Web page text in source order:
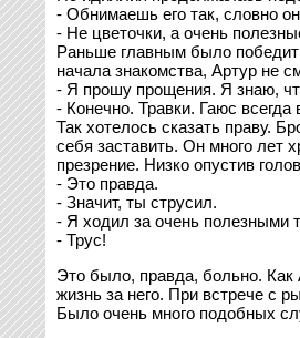
- Обнимаешь его так, словно
- Не цветочки, а очень
Раньше главным было
начала знакомства, Артур не
- Я прошу прощения. Я знаю,
- Конечно. Травки. Гаюс
Так хотелось сказать праву.
себя заставить. Он много лет
презрение. Низко опустив
- Это правда.
- Значит, ты струсил.
- Я ходил за очень полезными
- Трус!
Это было, правда, больно. Как
жизнь за него. При встрече с
Было очень много подобных